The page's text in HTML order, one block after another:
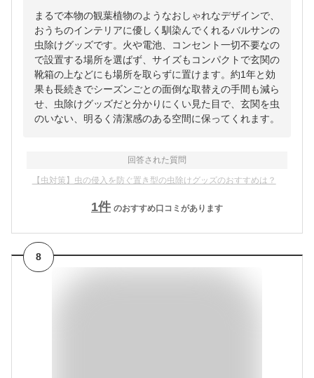
まるで本物の観葉植物のようなおしゃれなデザインで、
おうちのインテリアに優しく馴染んでくれるバルサンの
虫除けグッズです。火や電池、コンセント一切不要なの
で設置する場所を選ばず、サイズもコンパクトで玄関の
靴箱の上などにも場所を取らずに置けます。約1年と効
果も長続きでシーズンごとの面倒な取替えの手間も減ら
せ、虫除けグッズだと分かりにくい見た目で、玄関を虫
のいない、明るく清潔感のある空間に保ってくれます。
回答された質問
【虫対策】虫の侵入を防ぐ置き型の虫除けグッズのおすすめは？
1件 のおすすめ口コミがあります
8